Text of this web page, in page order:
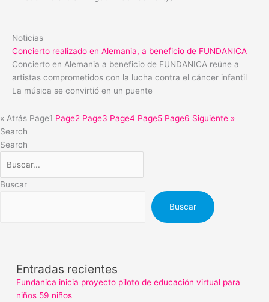
Noticias
Concierto realizado en Alemania, a beneficio de FUNDANICA
Concierto en Alemania a beneficio de FUNDANICA reúne a
artistas comprometidos con la lucha contra el cáncer infantil
La música se convirtió en un puente
« Atrás Page1 Page2 Page3 Page4 Page5 Page6 Siguiente »
Search
Search
Buscar
Buscar
Entradas recientes
Fundanica inicia proyecto piloto de educación virtual para
niños 59 niños